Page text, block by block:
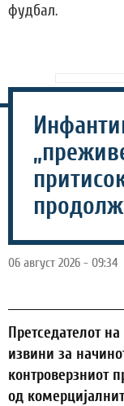
фудбал.
06 август 2026 - 09:34
Претседателот
извини за
контроверзниот
од